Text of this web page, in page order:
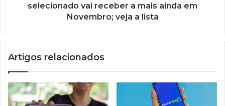
em
veja
selecionado vai receber a mais ainda em
Novembro; veja a lista
Artigos relacionados